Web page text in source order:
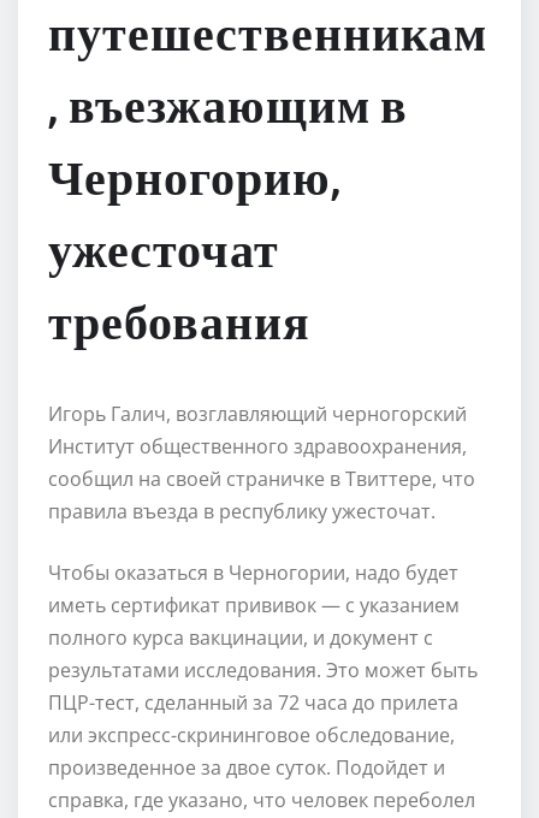
путешественникам
, въезжающим в
Черногорию,
ужесточат
требования
Игорь Галич, возглавляющий черногорский
Институт общественного здравоохранения,
сообщил на своей страничке в Твиттере, что
правила въезда в республику ужесточат.
Чтобы оказаться в Черногории, надо будет
иметь сертификат прививок — с указанием
полного курса вакцинации, и документ с
результатами исследования. Это может быть
ПЦР-тест, сделанный за 72 часа до прилета
или экспресс-скрининговое обследование,
произведенное за двое суток. Подойдет и
справка, где указано, что человек переболел